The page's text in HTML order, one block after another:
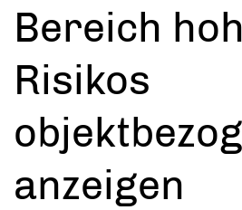
Bereich
Risikos
anzeigen